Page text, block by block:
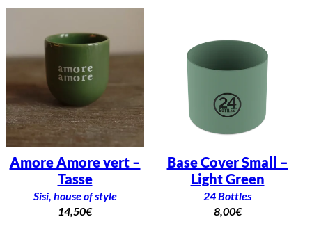
Amore Amore vert –
Tasse
Sisi, house of style
14,50€
Base Cover Small –
Light Green
24 Bottles
8,00€